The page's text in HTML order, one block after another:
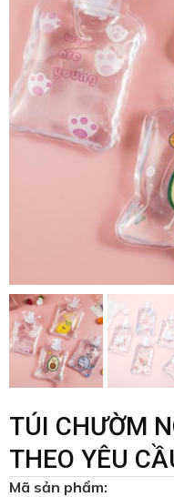
TÚI CHƯỜM
THEO YÊU
Mã sản phẩm: